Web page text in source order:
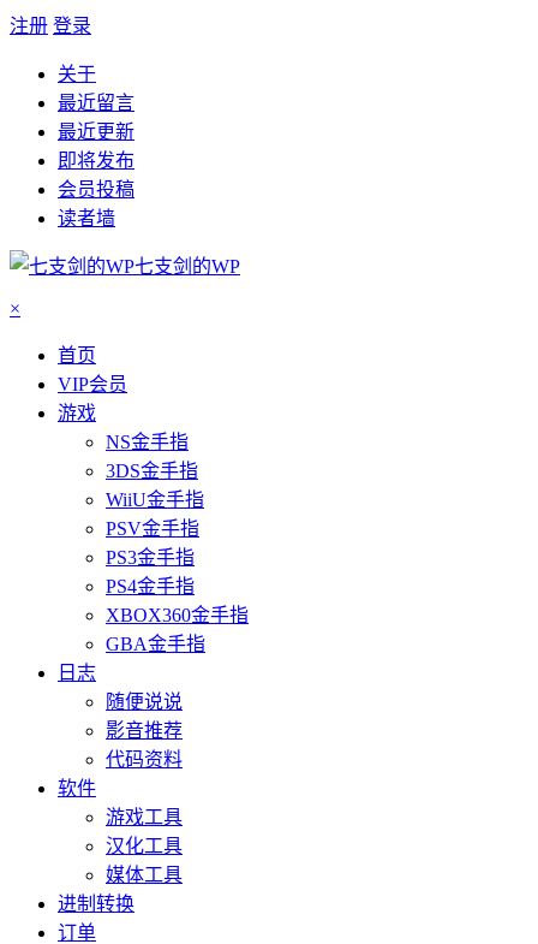
注册 登录
关于
最近留言
最近更新
即将发布
会员投稿
读者墙
七支剑的WP
×
首页
VIP会员
游戏
NS金手指
3DS金手指
WiiU金手指
PSV金手指
PS3金手指
PS4金手指
XBOX360金手指
GBA金手指
日志
随便说说
影音推荐
代码资料
软件
游戏工具
汉化工具
媒体工具
进制转换
订单